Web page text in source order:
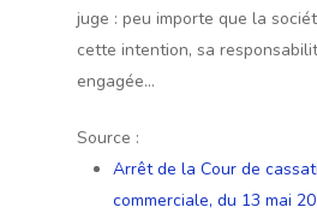
juge : peu importe que la
cette intention, sa
engagée…
Source :
Arrêt de la Cour de
commerciale, du 13 mai